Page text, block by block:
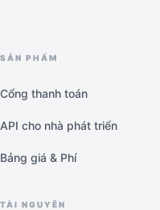
SẢN PHẨM
Cổng thanh toán
API cho nhà phát triển
Bảng giá & Phí
TÀI NGUYÊN